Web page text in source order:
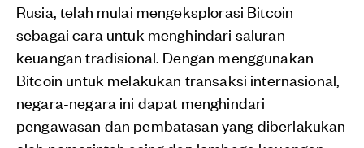
Rusia, telah mulai mengeksplorasi Bitcoin
sebagai cara untuk menghindari saluran
keuangan tradisional. Dengan menggunakan
Bitcoin untuk melakukan transaksi internasional,
negara-negara ini dapat menghindari
pengawasan dan pembatasan yang diberlakukan